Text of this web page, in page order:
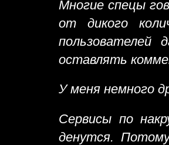
Многие спецы
от дикого
пользователей
оставлять
У меня немного
Сервисы по
денутся.